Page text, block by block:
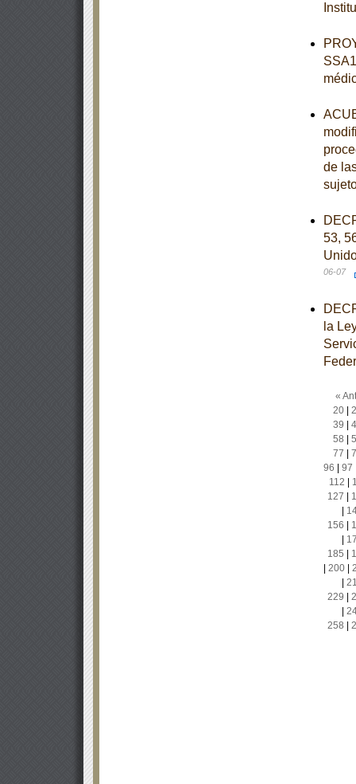
de
53,
06-07
la
«
20|
39
58
77
96
97
112
127
156
185
200|
229
258